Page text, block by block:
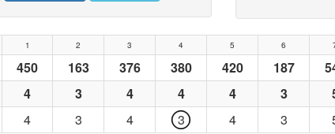
1 2 3 4 5 6
450 163 376 380 420 187
4 3 4 4 4 3
4 3 4 3 4 3